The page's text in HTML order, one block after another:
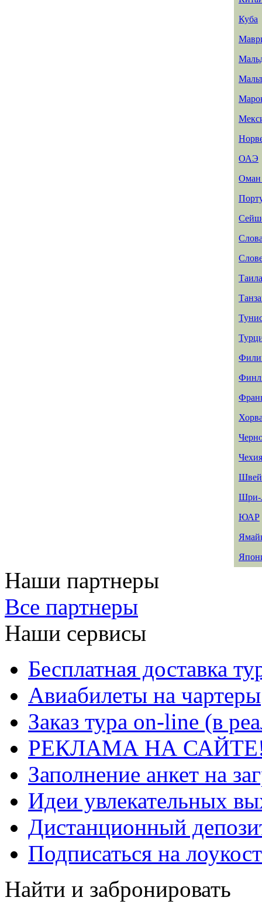
Куба
ОАЭ
Чехия
Шри-
ЮАР
Наши партнеры
Все партнеры
Наши сервисы
Бесплатная доставка
Авиабилеты на чартеры
Заказ тура on-line (в
РЕКЛАМА НА
Заполнение анкет на
Идеи увлекательных
Дистанционный
Подписаться на
Найти и забронировать